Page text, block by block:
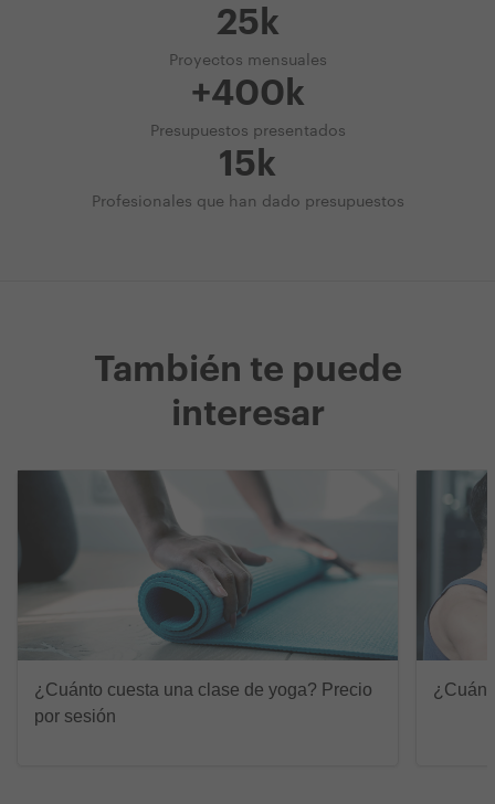
25k
Proyectos mensuales
+400k
Presupuestos presentados
15k
Profesionales que han dado presupuestos
También te puede
interesar
¿Cuánto cuesta una clase de yoga? Precio
por sesión